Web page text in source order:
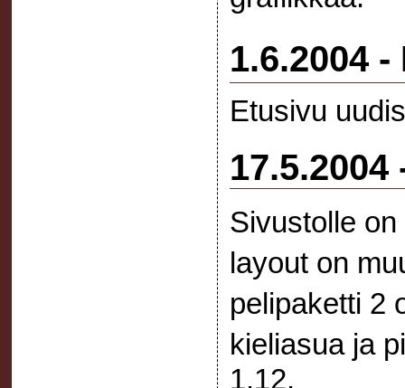
1.6.2004
Etusivu
Sivustolle
layout on
pelipaketti
kieliasua ja
1.12.